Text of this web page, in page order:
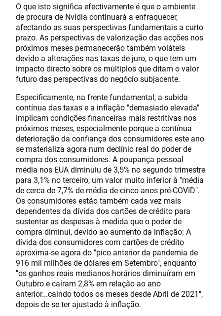
O que isto significa efectivamente é que o ambiente
de procura de Nvidia continuará a enfraquecer,
afectando as suas perspectivas fundamentais a curto
prazo. As perspectivas de valorização das acções nos
próximos meses permanecerão também voláteis
devido a alterações nas taxas de juro, o que tem um
impacto directo sobre os múltiplos que ditam o valor
futuro das perspectivas do negócio subjacente.
Especificamente, na frente fundamental, a subida
contínua das taxas e a inflação "demasiado elevada"
implicam condições financeiras mais restritivas nos
próximos meses, especialmente porque a contínua
deterioração da confiança dos consumidores este ano
se materializa agora num declínio real do poder de
compra dos consumidores. A poupança pessoal
média nos EUA diminuiu de 3,5% no segundo trimestre
para 3,1% no terceiro, um valor muito inferior à "média
de cerca de 7,7% de média de cinco anos pré-COVID".
Os consumidores estão também cada vez mais
dependentes da dívida dos cartões de crédito para
sustentar as despesas à medida que o poder de
compra diminui, devido ao aumento da inflação: A
dívida dos consumidores com cartões de crédito
aproxima-se agora do "pico anterior da pandemia de
916 mil milhões de dólares em Setembro", enquanto
"os ganhos reais medianos horários diminuíram em
Outubro e caíram 2,8% em relação ao ano
anterior...caindo todos os meses desde Abril de 2021",
depois de se ter ajustado à inflação.